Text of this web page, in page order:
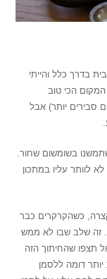
בדרך כלל והייתי
המקום הכי טוב
סבירים יותר) אבל
בשומשום שחור.
לא לוותר עליו במתכון
כשהקרקרים כבר
זה שלב שבו לא ממש
תצפו שהחיתוך הזה
דומה ללסמן